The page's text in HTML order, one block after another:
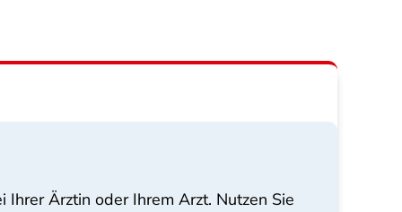
Ärztin oder Ihrem Arzt. Nutzen Sie